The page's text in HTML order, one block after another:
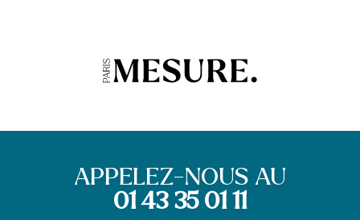
APPELEZ-NOUS AU
01 43 35 01 11